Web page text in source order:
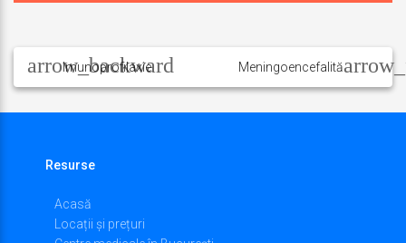
în
articole
Imunoprofilaxie Meningoencefalită
Resurse
Acasă
Locații și prețuri